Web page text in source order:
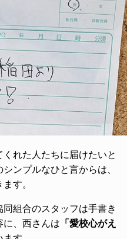
れた人たちに届けたいと
ンプルなひと言からは、
す。
組合のスタッフは手書き
に、西さんは 「愛校心がえ